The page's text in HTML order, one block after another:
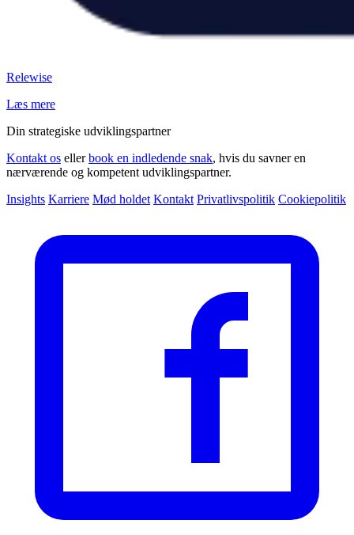
Relewise
Læs mere
Din strategiske udviklingspartner
Kontakt os ellerbook en indledende snak, hvis du savner en
nærværende og kompetent udviklingspartner.
Insights Karriere Mød holdet Kontakt Privatlivspolitik Cookiepolitik